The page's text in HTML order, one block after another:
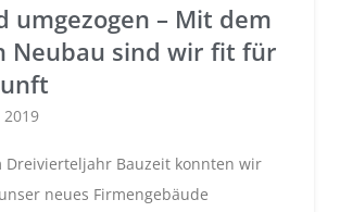
umgezogen – Mit dem
Neubau sind wir fit für
Dreivierteljahr Bauzeit konnten wir
neues Firmengebäude